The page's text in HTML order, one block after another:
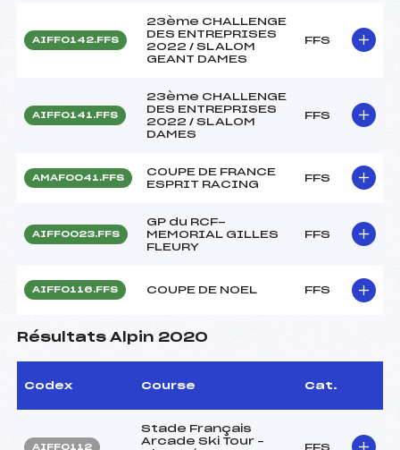
AIFF0142.FFS
23ème CHALLENGE
DES ENTREPRISES
2022 / SLALOM
GEANT DAMES
FFS
AIFF0141.FFS
23ème CHALLENGE
DES ENTREPRISES
2022 / SLALOM
DAMES
FFS
AMAF0041.FFS
COUPE DE FRANCE
ESPRIT RACING
FFS
AIFF0023.FFS
GP du RCF-
MEMORIAL GILLES
FLEURY
FFS
AIFF0116.FFS COUPE DE NOEL FFS
Résultats Alpin 2020
Codex Course Cat.
AIFF0112
Stade Français
Arcade Ski Tour –
FFS